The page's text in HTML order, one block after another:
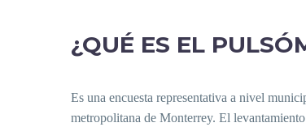
¿QUÉ ES EL
Es una encuesta representativa a nivel
metropolitana de Monterrey. El